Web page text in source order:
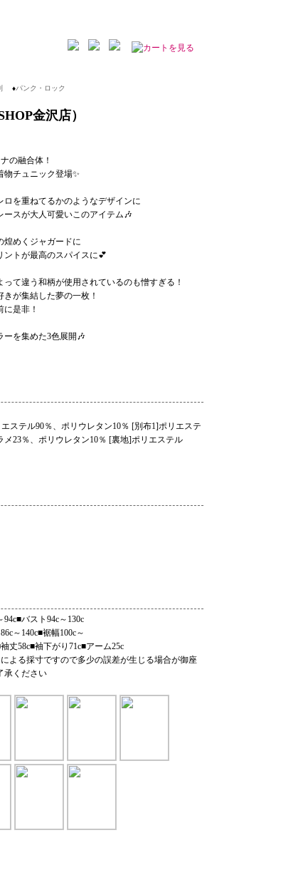
♦パンク・ロック
金沢店）
の融合体！
物チュニック登場✨
ロを重ねてるかのようなデザインに
ースが大人可愛いこのアイテム🎶
煌めくジャガードに
ントが最高のスパイスに💕
って違う和柄が使用されているのも憎すぎる！
きが集結した夢の一枚！
に是非！
ーを集めた3色展開🎶
ステル90％、ポリウレタン10％ [別布1]ポリエステ
メ23％、ポリウレタン10％ [裏地]ポリエステル
94c■バスト94c～130c
～140c■裾幅100c～
丈58c■袖下がり71c■アーム25c
よる採寸ですので多少の誤差が生じる場合が御座
承ください